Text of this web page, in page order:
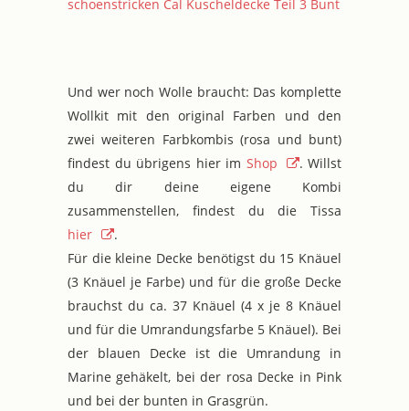
schoenstricken Cal Kuscheldecke Teil 3 Bunt
Und wer noch Wolle braucht: Das komplette
Wollkit mit den original Farben und den
zwei weiteren Farbkombis (rosa und bunt)
findest du übrigens hier im Shop
. Willst
du dir deine eigene Kombi
zusammenstellen, findest du die Tissa
hier
.
Für die kleine Decke benötigst du 15 Knäuel
(3 Knäuel je Farbe) und für die große Decke
brauchst du ca. 37 Knäuel (4 x je 8 Knäuel
und für die Umrandungsfarbe 5 Knäuel). Bei
der blauen Decke ist die Umrandung in
Marine gehäkelt, bei der rosa Decke in Pink
und bei der bunten in Grasgrün.